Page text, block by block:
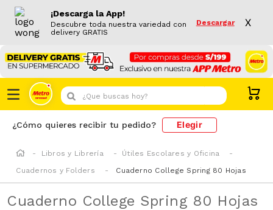
¡Descarga la App!
Descubre toda nuestra variedad con
delivery GRATIS
Descargar X
¿Que buscas hoy?
¿Cómo quieres recibir tu pedido? Elegir
Libros y Librería
Útiles Escolares y Oficina
Cuadernos y Folders
Cuaderno College Spring 80 Hojas
Cuaderno College Spring 80 Hojas